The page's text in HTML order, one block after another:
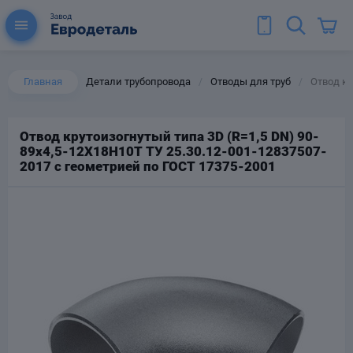
Главная Детали трубопровода Отводы для труб Отвод
Отвод крутоизогнутый типа 3D (R=1,5 DN) 90-
89х4,5-12Х18Н10Т ТУ 25.30.12-001-12837507-
2017 с геометрией по ГОСТ 17375-2001
для труб
Колена для труб
Тройники стальные